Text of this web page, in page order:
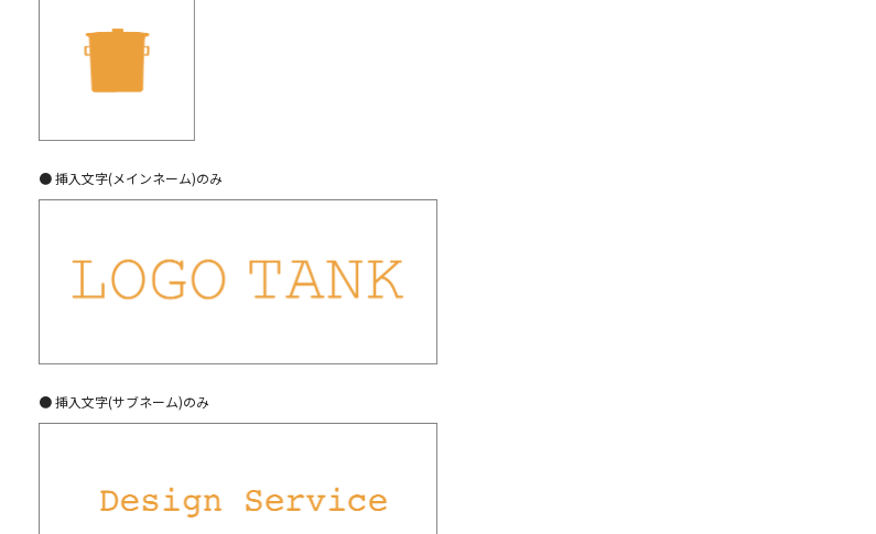
● 挿入文字(メインネーム)のみ
● 挿入文字(サブネーム)のみ